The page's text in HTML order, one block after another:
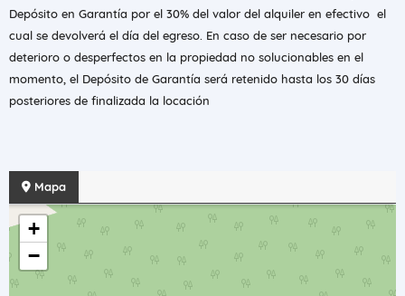
Depósito en Garantía por el 30% del valor del alquiler en efectivo el
cual se devolverá el día del egreso. En caso de ser necesario por
deterioro o desperfectos en la propiedad no solucionables en el
momento, el Depósito de Garantía será retenido hasta los 30 días
posteriores de finalizada la locación
Mapa
+
−